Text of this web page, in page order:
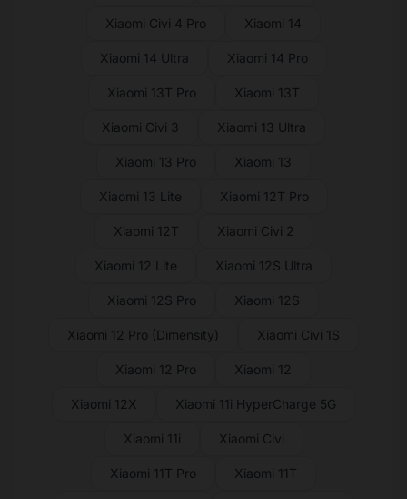
Xiaomi Civi 4 Pro Xiaomi 14
Xiaomi 14 Ultra Xiaomi 14 Pro
Xiaomi 13T Pro Xiaomi 13T
Xiaomi Civi 3 Xiaomi 13 Ultra
Xiaomi 13 Pro Xiaomi 13
Xiaomi 13 Lite Xiaomi 12T Pro
Xiaomi 12T Xiaomi Civi 2
Xiaomi 12 Lite Xiaomi 12S Ultra
Xiaomi 12S Pro Xiaomi 12S
Xiaomi 12 Pro (Dimensity) Xiaomi Civi 1S
Xiaomi 12 Pro Xiaomi 12
Xiaomi 12X Xiaomi 11i HyperCharge 5G
Xiaomi 11i Xiaomi Civi
Xiaomi 11T Pro Xiaomi 11T